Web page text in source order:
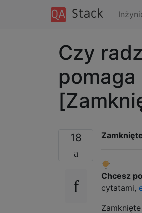
Czy
18 Zamknięte
Chcesz
cytatami,
Zamknięte